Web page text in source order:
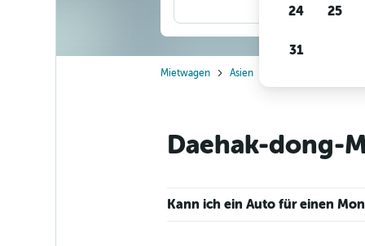
Mietwagen Asien
Daehak-dong-
Kann ich ein Auto für einen
24 25
31